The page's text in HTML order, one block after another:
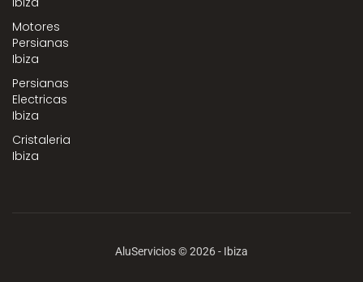
Motores
Persianas
Ibiza
Persianas
Electricas
Ibiza
Cristaleria
Ibiza
AluServicios © 2026 - Ibiza